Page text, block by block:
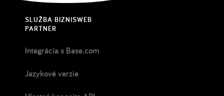
SLUŽBA BIZNISWEB
PARTNER
Integrácia s Base.com
Jazykové verzie